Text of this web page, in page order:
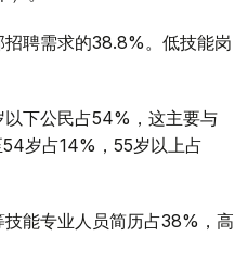
聘需求的38.8%。低技能岗
以下公民占54%，这主要与
岁占14%，55岁以上占
能专业人员简历占38%，高